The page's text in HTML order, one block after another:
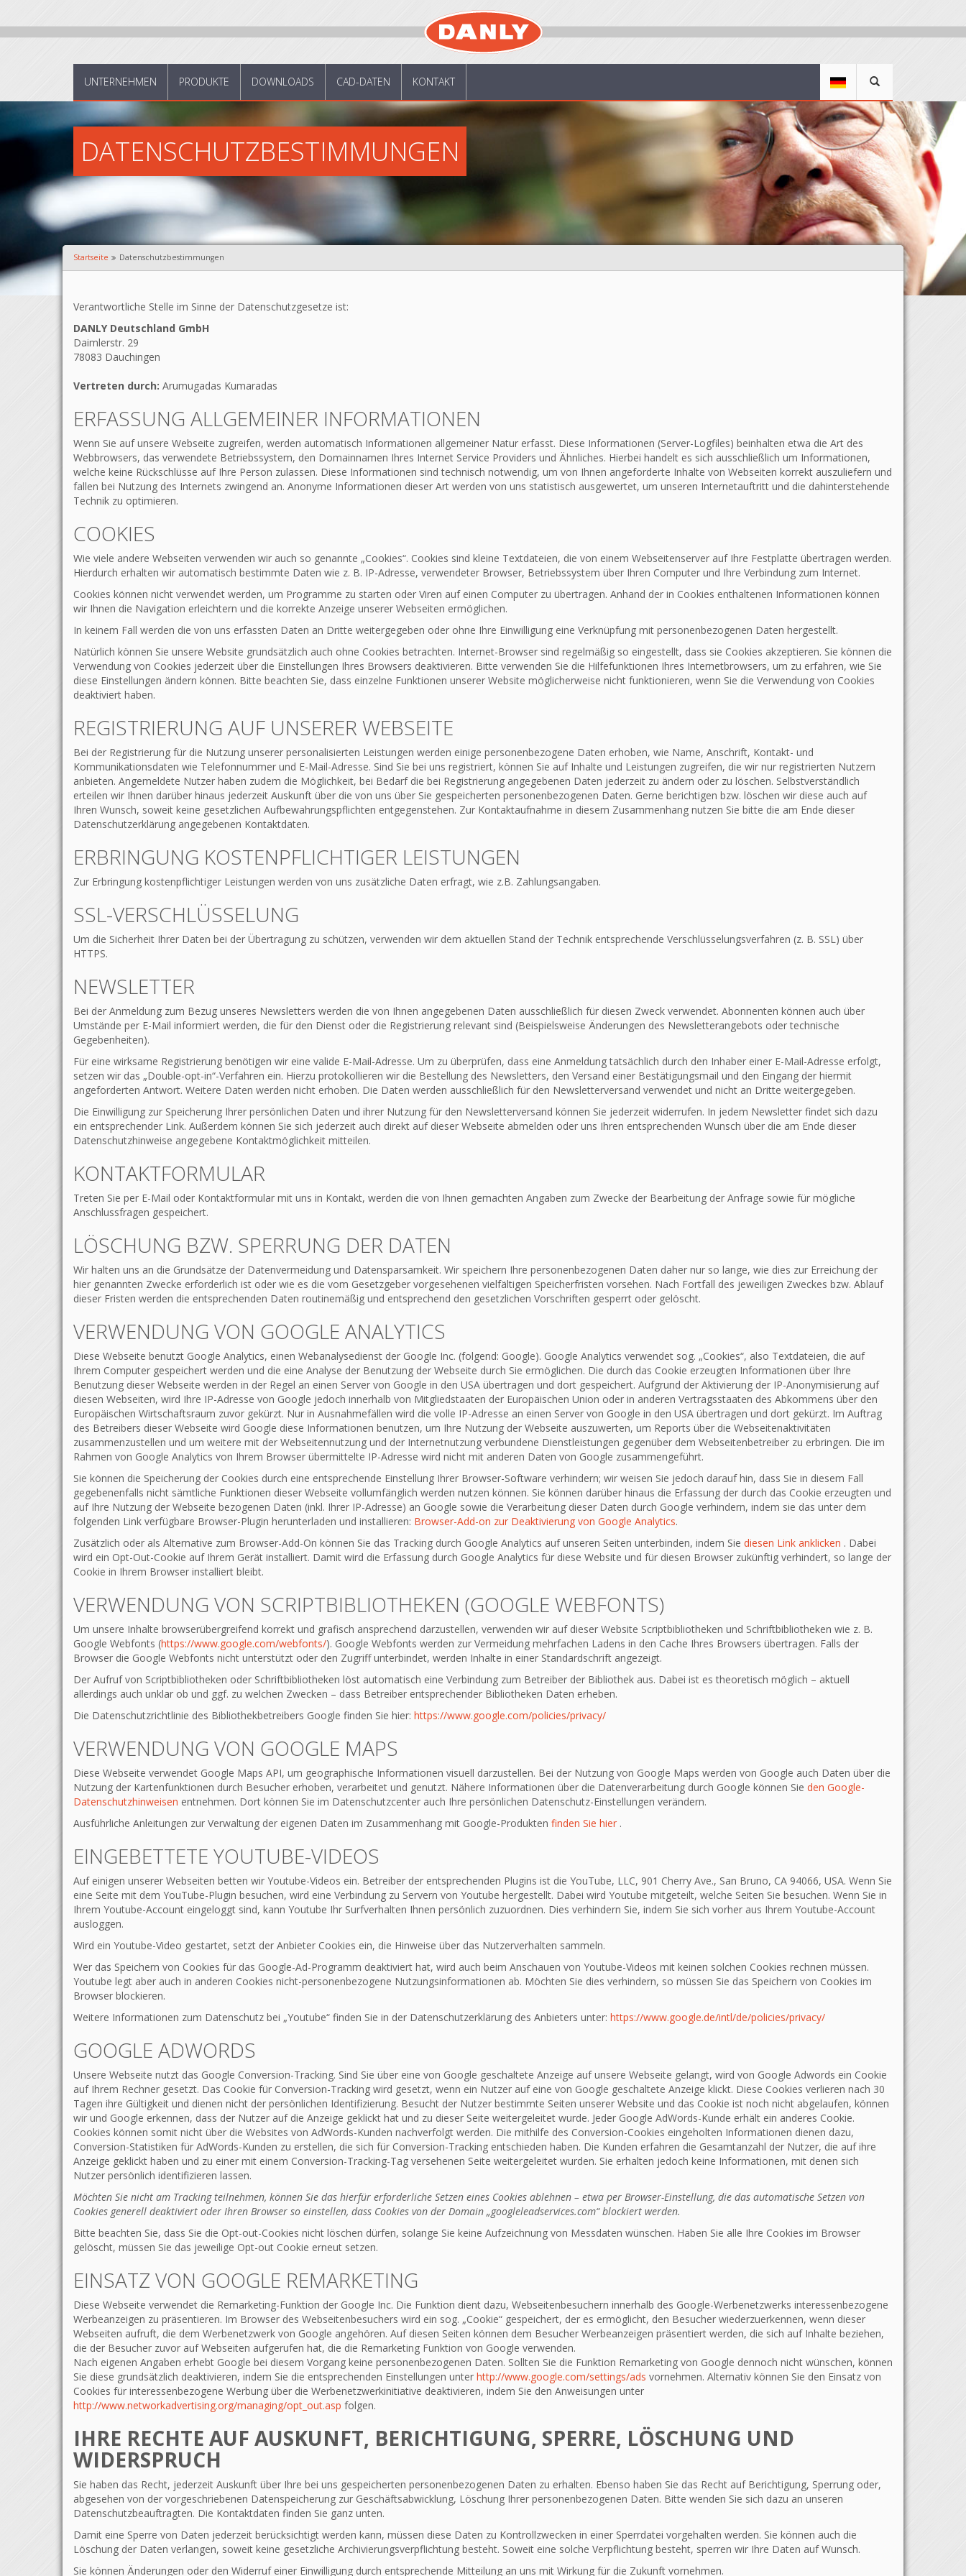
UNTERNEHMEN PRODUKTE DOWNLOADS CAD-DATEN KONTAKT
DATENSCHUTZBESTIMMUNGEN
Startseite Datenschutzbestimmungen
Verantwortliche Stelle im Sinne der Datenschutzgesetze ist:
DANLY Deutschland GmbH
Daimlerstr. 29
78083 Dauchingen
Vertreten durch: Arumugadas Kumaradas
ERFASSUNG ALLGEMEINER INFORMATIONEN
Wenn Sie auf unsere Webseite zugreifen, werden automatisch Informationen allgemeiner Natur erfasst. Diese Informationen (Server-Logfiles) beinhalten etwa die Art des
Webbrowsers, das verwendete Betriebssystem, den Domainnamen Ihres Internet Service Providers und Ähnliches. Hierbei handelt es sich ausschließlich um Informationen,
welche keine Rückschlüsse auf Ihre Person zulassen. Diese Informationen sind technisch notwendig, um von Ihnen angeforderte Inhalte von Webseiten korrekt auszuliefern und
fallen bei Nutzung des Internets zwingend an. Anonyme Informationen dieser Art werden von uns statistisch ausgewertet, um unseren Internetauftritt und die dahinterstehende
Technik zu optimieren.
COOKIES
Wie viele andere Webseiten verwenden wir auch so genannte „Cookies“. Cookies sind kleine Textdateien, die von einem Webseitenserver auf Ihre Festplatte übertragen werden.
Hierdurch erhalten wir automatisch bestimmte Daten wie z. B. IP-Adresse, verwendeter Browser, Betriebssystem über Ihren Computer und Ihre Verbindung zum Internet.
Cookies können nicht verwendet werden, um Programme zu starten oder Viren auf einen Computer zu übertragen. Anhand der in Cookies enthaltenen Informationen können
wir Ihnen die Navigation erleichtern und die korrekte Anzeige unserer Webseiten ermöglichen.
In keinem Fall werden die von uns erfassten Daten an Dritte weitergegeben oder ohne Ihre Einwilligung eine Verknüpfung mit personenbezogenen Daten hergestellt.
Natürlich können Sie unsere Website grundsätzlich auch ohne Cookies betrachten. Internet-Browser sind regelmäßig so eingestellt, dass sie Cookies akzeptieren. Sie können die
Verwendung von Cookies jederzeit über die Einstellungen Ihres Browsers deaktivieren. Bitte verwenden Sie die Hilfefunktionen Ihres Internetbrowsers, um zu erfahren, wie Sie
diese Einstellungen ändern können. Bitte beachten Sie, dass einzelne Funktionen unserer Website möglicherweise nicht funktionieren, wenn Sie die Verwendung von Cookies
deaktiviert haben.
REGISTRIERUNG AUF UNSERER WEBSEITE
Bei der Registrierung für die Nutzung unserer personalisierten Leistungen werden einige personenbezogene Daten erhoben, wie Name, Anschrift, Kontakt- und
Kommunikationsdaten wie Telefonnummer und E-Mail-Adresse. Sind Sie bei uns registriert, können Sie auf Inhalte und Leistungen zugreifen, die wir nur registrierten Nutzern
anbieten. Angemeldete Nutzer haben zudem die Möglichkeit, bei Bedarf die bei Registrierung angegebenen Daten jederzeit zu ändern oder zu löschen. Selbstverständlich
erteilen wir Ihnen darüber hinaus jederzeit Auskunft über die von uns über Sie gespeicherten personenbezogenen Daten. Gerne berichtigen bzw. löschen wir diese auch auf
Ihren Wunsch, soweit keine gesetzlichen Aufbewahrungspflichten entgegenstehen. Zur Kontaktaufnahme in diesem Zusammenhang nutzen Sie bitte die am Ende dieser
Datenschutzerklärung angegebenen Kontaktdaten.
ERBRINGUNG KOSTENPFLICHTIGER LEISTUNGEN
Zur Erbringung kostenpflichtiger Leistungen werden von uns zusätzliche Daten erfragt, wie z.B. Zahlungsangaben.
SSL-VERSCHLÜSSELUNG
Um die Sicherheit Ihrer Daten bei der Übertragung zu schützen, verwenden wir dem aktuellen Stand der Technik entsprechende Verschlüsselungsverfahren (z. B. SSL) über
HTTPS.
NEWSLETTER
Bei der Anmeldung zum Bezug unseres Newsletters werden die von Ihnen angegebenen Daten ausschließlich für diesen Zweck verwendet. Abonnenten können auch über
Umstände per E-Mail informiert werden, die für den Dienst oder die Registrierung relevant sind (Beispielsweise Änderungen des Newsletterangebots oder technische
Gegebenheiten).
Für eine wirksame Registrierung benötigen wir eine valide E-Mail-Adresse. Um zu überprüfen, dass eine Anmeldung tatsächlich durch den Inhaber einer E-Mail-Adresse erfolgt,
setzen wir das „Double-opt-in“-Verfahren ein. Hierzu protokollieren wir die Bestellung des Newsletters, den Versand einer Bestätigungsmail und den Eingang der hiermit
angeforderten Antwort. Weitere Daten werden nicht erhoben. Die Daten werden ausschließlich für den Newsletterversand verwendet und nicht an Dritte weitergegeben.
Die Einwilligung zur Speicherung Ihrer persönlichen Daten und ihrer Nutzung für den Newsletterversand können Sie jederzeit widerrufen. In jedem Newsletter findet sich dazu
ein entsprechender Link. Außerdem können Sie sich jederzeit auch direkt auf dieser Webseite abmelden oder uns Ihren entsprechenden Wunsch über die am Ende dieser
Datenschutzhinweise angegebene Kontaktmöglichkeit mitteilen.
KONTAKTFORMULAR
Treten Sie per E-Mail oder Kontaktformular mit uns in Kontakt, werden die von Ihnen gemachten Angaben zum Zwecke der Bearbeitung der Anfrage sowie für mögliche
Anschlussfragen gespeichert.
LÖSCHUNG BZW. SPERRUNG DER DATEN
Wir halten uns an die Grundsätze der Datenvermeidung und Datensparsamkeit. Wir speichern Ihre personenbezogenen Daten daher nur so lange, wie dies zur Erreichung der
hier genannten Zwecke erforderlich ist oder wie es die vom Gesetzgeber vorgesehenen vielfältigen Speicherfristen vorsehen. Nach Fortfall des jeweiligen Zweckes bzw. Ablauf
dieser Fristen werden die entsprechenden Daten routinemäßig und entsprechend den gesetzlichen Vorschriften gesperrt oder gelöscht.
VERWENDUNG VON GOOGLE ANALYTICS
Diese Webseite benutzt Google Analytics, einen Webanalysedienst der Google Inc. (folgend: Google). Google Analytics verwendet sog. „Cookies“, also Textdateien, die auf
Ihrem Computer gespeichert werden und die eine Analyse der Benutzung der Webseite durch Sie ermöglichen. Die durch das Cookie erzeugten Informationen über Ihre
Benutzung dieser Webseite werden in der Regel an einen Server von Google in den USA übertragen und dort gespeichert. Aufgrund der Aktivierung der IP-Anonymisierung auf
diesen Webseiten, wird Ihre IP-Adresse von Google jedoch innerhalb von Mitgliedstaaten der Europäischen Union oder in anderen Vertragsstaaten des Abkommens über den
Europäischen Wirtschaftsraum zuvor gekürzt. Nur in Ausnahmefällen wird die volle IP-Adresse an einen Server von Google in den USA übertragen und dort gekürzt. Im Auftrag
des Betreibers dieser Webseite wird Google diese Informationen benutzen, um Ihre Nutzung der Webseite auszuwerten, um Reports über die Webseitenaktivitäten
zusammenzustellen und um weitere mit der Webseitennutzung und der Internetnutzung verbundene Dienstleistungen gegenüber dem Webseitenbetreiber zu erbringen. Die im
Rahmen von Google Analytics von Ihrem Browser übermittelte IP-Adresse wird nicht mit anderen Daten von Google zusammengeführt.
Sie können die Speicherung der Cookies durch eine entsprechende Einstellung Ihrer Browser-Software verhindern; wir weisen Sie jedoch darauf hin, dass Sie in diesem Fall
gegebenenfalls nicht sämtliche Funktionen dieser Webseite vollumfänglich werden nutzen können. Sie können darüber hinaus die Erfassung der durch das Cookie erzeugten und
auf Ihre Nutzung der Webseite bezogenen Daten (inkl. Ihrer IP-Adresse) an Google sowie die Verarbeitung dieser Daten durch Google verhindern, indem sie das unter dem
folgenden Link verfügbare Browser-Plugin herunterladen und installieren: Browser-Add-on zur Deaktivierung von Google Analytics.
Zusätzlich oder als Alternative zum Browser-Add-On können Sie das Tracking durch Google Analytics auf unseren Seiten unterbinden, indem Sie diesen Link anklicken . Dabei
wird ein Opt-Out-Cookie auf Ihrem Gerät installiert. Damit wird die Erfassung durch Google Analytics für diese Website und für diesen Browser zukünftig verhindert, so lange der
Cookie in Ihrem Browser installiert bleibt.
VERWENDUNG VON SCRIPTBIBLIOTHEKEN (GOOGLE WEBFONTS)
Um unsere Inhalte browserübergreifend korrekt und grafisch ansprechend darzustellen, verwenden wir auf dieser Website Scriptbibliotheken und Schriftbibliotheken wie z. B.
Google Webfonts (https://www.google.com/webfonts/). Google Webfonts werden zur Vermeidung mehrfachen Ladens in den Cache Ihres Browsers übertragen. Falls der
Browser die Google Webfonts nicht unterstützt oder den Zugriff unterbindet, werden Inhalte in einer Standardschrift angezeigt.
Der Aufruf von Scriptbibliotheken oder Schriftbibliotheken löst automatisch eine Verbindung zum Betreiber der Bibliothek aus. Dabei ist es theoretisch möglich – aktuell
allerdings auch unklar ob und ggf. zu welchen Zwecken – dass Betreiber entsprechender Bibliotheken Daten erheben.
Die Datenschutzrichtlinie des Bibliothekbetreibers Google finden Sie hier: https://www.google.com/policies/privacy/
VERWENDUNG VON GOOGLE MAPS
Diese Webseite verwendet Google Maps API, um geographische Informationen visuell darzustellen. Bei der Nutzung von Google Maps werden von Google auch Daten über die
Nutzung der Kartenfunktionen durch Besucher erhoben, verarbeitet und genutzt. Nähere Informationen über die Datenverarbeitung durch Google können Sie den Google-
Datenschutzhinweisen entnehmen. Dort können Sie im Datenschutzcenter auch Ihre persönlichen Datenschutz-Einstellungen verändern.
Ausführliche Anleitungen zur Verwaltung der eigenen Daten im Zusammenhang mit Google-Produkten finden Sie hier .
EINGEBETTETE YOUTUBE-VIDEOS
Auf einigen unserer Webseiten betten wir Youtube-Videos ein. Betreiber der entsprechenden Plugins ist die YouTube, LLC, 901 Cherry Ave., San Bruno, CA 94066, USA. Wenn Sie
eine Seite mit dem YouTube-Plugin besuchen, wird eine Verbindung zu Servern von Youtube hergestellt. Dabei wird Youtube mitgeteilt, welche Seiten Sie besuchen. Wenn Sie in
Ihrem Youtube-Account eingeloggt sind, kann Youtube Ihr Surfverhalten Ihnen persönlich zuzuordnen. Dies verhindern Sie, indem Sie sich vorher aus Ihrem Youtube-Account
ausloggen.
Wird ein Youtube-Video gestartet, setzt der Anbieter Cookies ein, die Hinweise über das Nutzerverhalten sammeln.
Wer das Speichern von Cookies für das Google-Ad-Programm deaktiviert hat, wird auch beim Anschauen von Youtube-Videos mit keinen solchen Cookies rechnen müssen.
Youtube legt aber auch in anderen Cookies nicht-personenbezogene Nutzungsinformationen ab. Möchten Sie dies verhindern, so müssen Sie das Speichern von Cookies im
Browser blockieren.
Weitere Informationen zum Datenschutz bei „Youtube“ finden Sie in der Datenschutzerklärung des Anbieters unter: https://www.google.de/intl/de/policies/privacy/
GOOGLE ADWORDS
Unsere Webseite nutzt das Google Conversion-Tracking. Sind Sie über eine von Google geschaltete Anzeige auf unsere Webseite gelangt, wird von Google Adwords ein Cookie
auf Ihrem Rechner gesetzt. Das Cookie für Conversion-Tracking wird gesetzt, wenn ein Nutzer auf eine von Google geschaltete Anzeige klickt. Diese Cookies verlieren nach 30
Tagen ihre Gültigkeit und dienen nicht der persönlichen Identifizierung. Besucht der Nutzer bestimmte Seiten unserer Website und das Cookie ist noch nicht abgelaufen, können
wir und Google erkennen, dass der Nutzer auf die Anzeige geklickt hat und zu dieser Seite weitergeleitet wurde. Jeder Google AdWords-Kunde erhält ein anderes Cookie.
Cookies können somit nicht über die Websites von AdWords-Kunden nachverfolgt werden. Die mithilfe des Conversion-Cookies eingeholten Informationen dienen dazu,
Conversion-Statistiken für AdWords-Kunden zu erstellen, die sich für Conversion-Tracking entschieden haben. Die Kunden erfahren die Gesamtanzahl der Nutzer, die auf ihre
Anzeige geklickt haben und zu einer mit einem Conversion-Tracking-Tag versehenen Seite weitergeleitet wurden. Sie erhalten jedoch keine Informationen, mit denen sich
Nutzer persönlich identifizieren lassen.
Möchten Sie nicht am Tracking teilnehmen, können Sie das hierfür erforderliche Setzen eines Cookies ablehnen – etwa per Browser-Einstellung, die das automatische Setzen von
Cookies generell deaktiviert oder Ihren Browser so einstellen, dass Cookies von der Domain „googleleadservices.com“ blockiert werden.
Bitte beachten Sie, dass Sie die Opt-out-Cookies nicht löschen dürfen, solange Sie keine Aufzeichnung von Messdaten wünschen. Haben Sie alle Ihre Cookies im Browser
gelöscht, müssen Sie das jeweilige Opt-out Cookie erneut setzen.
EINSATZ VON GOOGLE REMARKETING
Diese Webseite verwendet die Remarketing-Funktion der Google Inc. Die Funktion dient dazu, Webseitenbesuchern innerhalb des Google-Werbenetzwerks interessenbezogene
Werbeanzeigen zu präsentieren. Im Browser des Webseitenbesuchers wird ein sog. „Cookie“ gespeichert, der es ermöglicht, den Besucher wiederzuerkennen, wenn dieser
Webseiten aufruft, die dem Werbenetzwerk von Google angehören. Auf diesen Seiten können dem Besucher Werbeanzeigen präsentiert werden, die sich auf Inhalte beziehen,
die der Besucher zuvor auf Webseiten aufgerufen hat, die die Remarketing Funktion von Google verwenden.
Nach eigenen Angaben erhebt Google bei diesem Vorgang keine personenbezogenen Daten. Sollten Sie die Funktion Remarketing von Google dennoch nicht wünschen, können
Sie diese grundsätzlich deaktivieren, indem Sie die entsprechenden Einstellungen unter http://www.google.com/settings/ads vornehmen. Alternativ können Sie den Einsatz von
Cookies für interessenbezogene Werbung über die Werbenetzwerkinitiative deaktivieren, indem Sie den Anweisungen unter
http://www.networkadvertising.org/managing/opt_out.asp folgen.
IHRE RECHTE AUF AUSKUNFT, BERICHTIGUNG, SPERRE, LÖSCHUNG UND
WIDERSPRUCH
Sie haben das Recht, jederzeit Auskunft über Ihre bei uns gespeicherten personenbezogenen Daten zu erhalten. Ebenso haben Sie das Recht auf Berichtigung, Sperrung oder,
abgesehen von der vorgeschriebenen Datenspeicherung zur Geschäftsabwicklung, Löschung Ihrer personenbezogenen Daten. Bitte wenden Sie sich dazu an unseren
Datenschutzbeauftragten. Die Kontaktdaten finden Sie ganz unten.
Damit eine Sperre von Daten jederzeit berücksichtigt werden kann, müssen diese Daten zu Kontrollzwecken in einer Sperrdatei vorgehalten werden. Sie können auch die
Löschung der Daten verlangen, soweit keine gesetzliche Archivierungsverpflichtung besteht. Soweit eine solche Verpflichtung besteht, sperren wir Ihre Daten auf Wunsch.
Sie können Änderungen oder den Widerruf einer Einwilligung durch entsprechende Mitteilung an uns mit Wirkung für die Zukunft vornehmen.